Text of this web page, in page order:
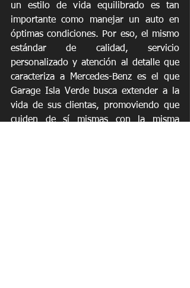
un estilo de vida equilibrado es tan
importante como manejar un auto en
óptimas condiciones. Por eso, el mismo
estándar de calidad, servicio
personalizado y atención al detalle que
caracteriza a Mercedes-Benz es el que
Garage Isla Verde busca extender a la
vida de sus clientas, promoviendo que
cuiden de sí mismas con la misma